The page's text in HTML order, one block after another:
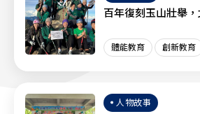
百年復刻玉山壯舉
體能教育 創新教育
人物故事